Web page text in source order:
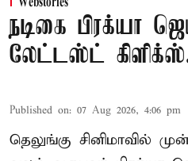
Webstories
நடிகை பிரக்யா
லேட்டஸ்ட்
Published on: 07 Aug 2026, 4:06 pm
தெலுங்கு சினிமாவில்